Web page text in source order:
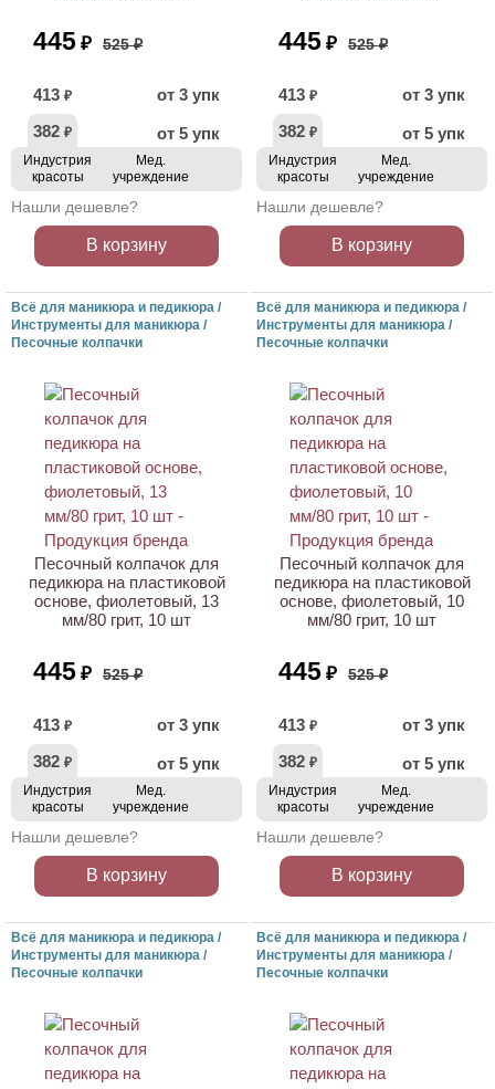
445 ₽ 525 ₽
413 ₽
от 3 упк
382 ₽ от 5 упк
Индустрия
красоты
Мед.
учреждение
Нашли дешевле?
В корзину
445 ₽ 525 ₽
413 ₽
от 3 упк
382 ₽ от 5 упк
Индустрия
красоты
Мед.
учреждение
Нашли дешевле?
В корзину
Всё для маникюра и педикюра /
Инструменты для маникюра /
Песочные колпачки
Песочный колпачок для
педикюра на пластиковой
основе, фиолетовый, 13
мм/80 грит, 10 шт
АКЦИЯ
445 ₽ 525 ₽
413 ₽
от 3 упк
382 ₽ от 5 упк
Индустрия
красоты
Мед.
учреждение
Нашли дешевле?
В корзину
Всё для маникюра и педикюра /
Инструменты для маникюра /
Песочные колпачки
Песочный колпачок для
педикюра на пластиковой
основе, фиолетовый, 10
мм/80 грит, 10 шт
АКЦИЯ
445 ₽ 525 ₽
413 ₽
от 3 упк
382 ₽ от 5 упк
Индустрия
красоты
Мед.
учреждение
Нашли дешевле?
В корзину
Всё для маникюра и педикюра /
Инструменты для маникюра /
Песочные колпачки
Всё для маникюра и педикюра /
Инструменты для маникюра /
Песочные колпачки